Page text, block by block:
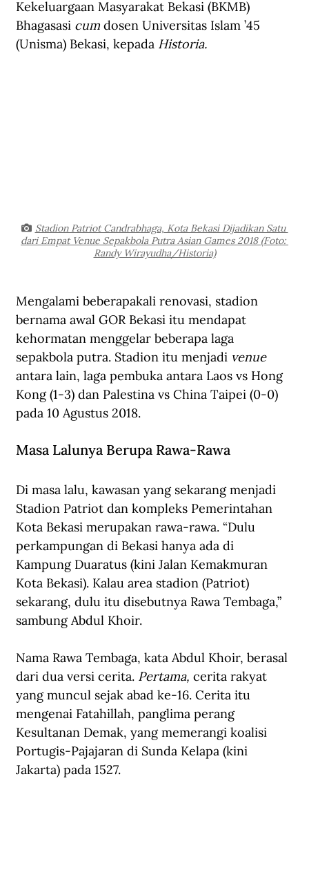
Kekeluargaan Masyarakat Bekasi (BKMB)
Bhagasasi cum dosen Universitas Islam ’45
(Unisma) Bekasi, kepada Historia.
Stadion Patriot Candrabhaga, Kota Bekasi Dijadikan Satu
dari Empat Venue Sepakbola Putra Asian Games 2018 (Foto:
Randy Wirayudha/Historia)
Mengalami beberapakali renovasi, stadion
bernama awal GOR Bekasi itu mendapat
kehormatan menggelar beberapa laga
sepakbola putra. Stadion itu menjadi venue
antara lain, laga pembuka antara Laos vs Hong
Kong (1-3) dan Palestina vs China Taipei (0-0)
pada 10 Agustus 2018.
Masa Lalunya Berupa Rawa-Rawa
Di masa lalu, kawasan yang sekarang menjadi
Stadion Patriot dan kompleks Pemerintahan
Kota Bekasi merupakan rawa-rawa. “Dulu
perkampungan di Bekasi hanya ada di
Kampung Duaratus (kini Jalan Kemakmuran
Kota Bekasi). Kalau area stadion (Patriot)
sekarang, dulu itu disebutnya Rawa Tembaga,”
sambung Abdul Khoir.
Nama Rawa Tembaga, kata Abdul Khoir, berasal
dari dua versi cerita. Pertama, cerita rakyat
yang muncul sejak abad ke-16. Cerita itu
mengenai Fatahillah, panglima perang
Kesultanan Demak, yang memerangi koalisi
Portugis-Pajajaran di Sunda Kelapa (kini
Jakarta) pada 1527.